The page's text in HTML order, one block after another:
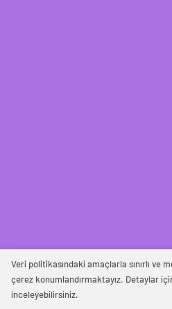
Veri politikasındaki amaçlarla sınırlı ve
çerez konumlandırmaktayız. Detaylar
inceleyebilirsiniz.